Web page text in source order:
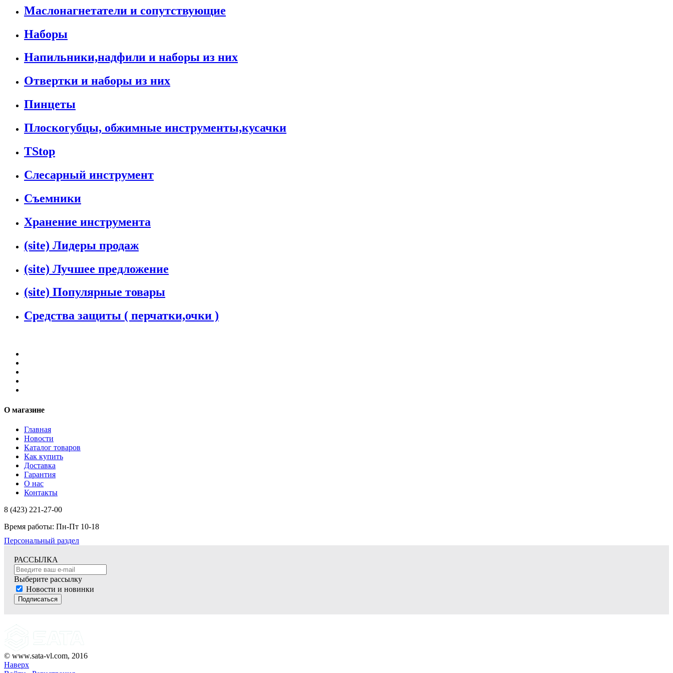
Маслонагнетатели и сопутствующие
Наборы
Напильники,надфили и наборы из них
Отвертки и наборы из них
Пинцеты
Плоскогубцы, обжимные инструменты,кусачки
TStop
Слесарный инструмент
Съемники
Хранение инструмента
(site) Лидеры продаж
(site) Лучшее предложение
(site) Популярные товары
Средства защиты ( перчатки,очки )
О магазине
Главная
Новости
Каталог товаров
Как купить
Доставка
Гарантия
О нас
Контакты
8 (423) 221-27-00
Время работы: Пн-Пт 10-18
Персональный раздел
РАССЫЛКА
Выберите рассылку
Новости и новинки
Подписаться
© www.sata-vl.com, 2016
Наверх